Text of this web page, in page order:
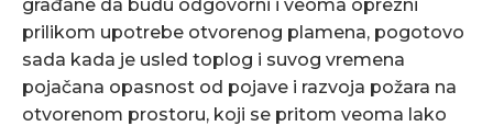
građane da budu odgovorni i veoma oprezni
prilikom upotrebe otvorenog plamena, pogotovo
sada kada je usled toplog i suvog vremena
pojačana opasnost od pojave i razvoja požara na
otvorenom prostoru, koji se pritom veoma lako